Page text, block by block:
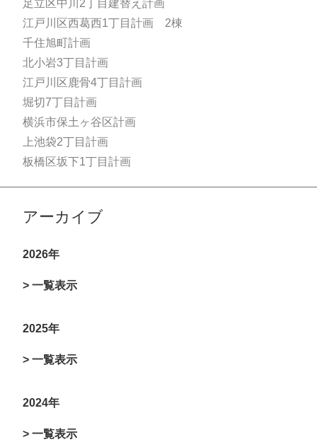
足立区中川2丁目建替え計画
江戸川区西葛西1丁目計画 2棟
千住旭町計画
北小岩3丁目計画
江戸川区鹿骨4丁目計画
堀切7丁目計画
横浜市保土ヶ谷区計画
上池袋2丁目計画
板橋区坂下1丁目計画
アーカイブ
2026年
> 一覧表示
2025年
> 一覧表示
2024年
> 一覧表示